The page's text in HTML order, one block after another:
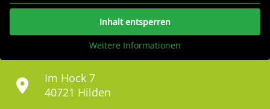
Inhalt entsperren
Weitere Informationen
Im Hock 7
40721 Hilden